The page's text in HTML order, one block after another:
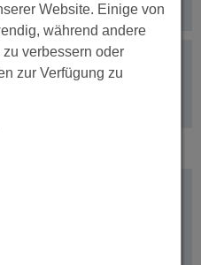
untermauert
Informationen zur
Website. Einige von
während andere
verbessern oder
zur Verfügung zu